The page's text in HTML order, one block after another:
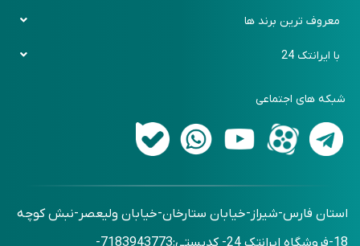
روش های ارسال کالا
پرسش های متداول
فرم برگشت خرید
دیجی پی
اقساطی حضوری
اقساطی بدون ضمانت
معروف ترین برند ها
ایکیا (Ikea)
شیائومی (Xiaomi)
آرکتیک هانتر (Arctic Hunter)
با ایرانتک 24
وبلاگ
شبکه های اجتماعی
استان فارس-شیراز-خیابان ستارخان-خیابان ولیعصر-نبش کوچه
18-فروشگاه ایرانتک 24- کدپستی:7183943773-